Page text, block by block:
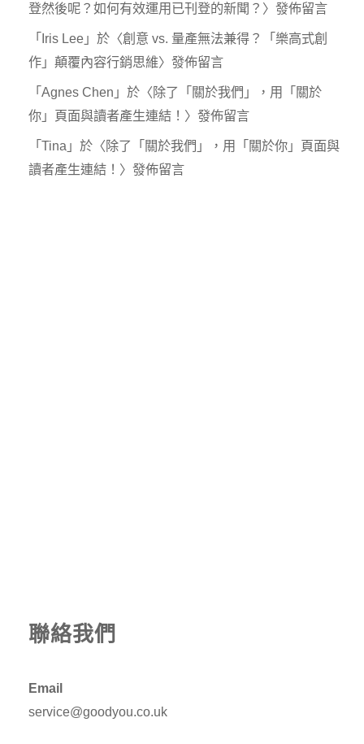
登然後呢？如何有效運用已刊登的新聞？ 〉發佈留言
「 Iris Lee 」於〈創意 vs. 量產無法兼得？「樂高式創
作」顛覆內容行銷思維〉發佈留言
「 Agnes Chen 」於〈 除了「關於我們」，用「關於
你」頁面與讀者產生連結！ 〉發佈留言
「 Tina 」於〈 除了「關於我們」，用「關於你」頁面與
讀者產生連結！ 〉發佈留言
聯絡我們
Email
service@goodyou.co.uk